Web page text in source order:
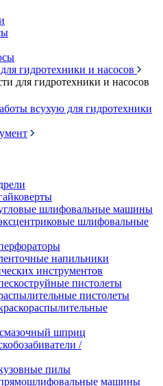
гидротехники и насосов
для гидротехники и насосов
всухую для гидротехники
шлифовальные машины
шлифовальные
напильники
инструментов
пистолеты
пистолеты
шприц
/
пилы
машины